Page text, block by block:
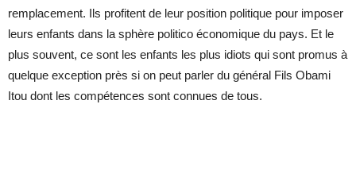
remplacement. Ils profitent de leur position politique pour imposer
leurs enfants dans la sphère politico économique du pays. Et le
plus souvent, ce sont les enfants les plus idiots qui sont promus à
quelque exception près si on peut parler du général Fils Obami
Itou dont les compétences sont connues de tous.